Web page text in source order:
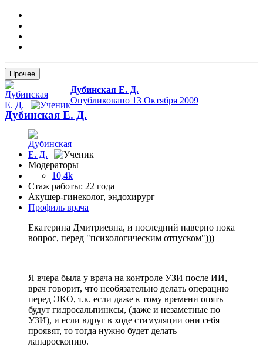
Прочее
Дубинская Е. Д.
Опубликовано 13 Октября 2009
Дубинская Е. Д.
Модераторы
10,4k
Стаж работы: 22 года
Акушер-гинеколог, эндохирург
Профиль врача
Екатерина Дмитриевна, и последний наверно пока
вопрос, перед "психологическим отпуском")))
Я вчера была у врача на контроле УЗИ после ИИ,
врач говорит, что необязательно делать операцию
перед ЭКО, т.к. если даже к тому времени опять
будут гидросальпинксы, (даже и незаметные по
УЗИ), и если вдруг в ходе стимуляции они себя
проявят, то тогда нужно будет делать
лапароскопию.